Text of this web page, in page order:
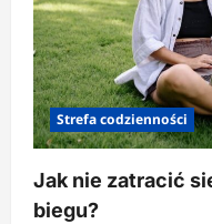
Strefa codzienności
Jak nie zatracić
biegu?